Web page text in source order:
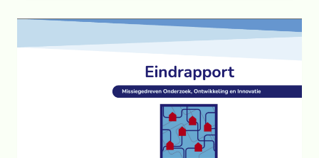
KORTER
VAN